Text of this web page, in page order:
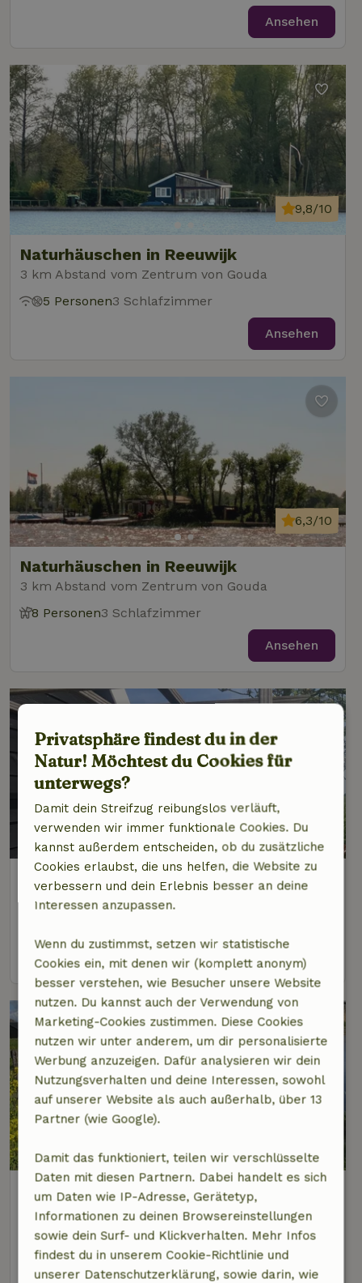
Ansehen
Naturhäuschen in Reeuwijk
3 km Abstand vom Zentrum von Gouda
9,8/10
5 Personen3 Schlafzimmer
Ansehen
Naturhäuschen in Reeuwijk
3 km Abstand vom Zentrum von Gouda
6,3/10
8 Personen3 Schlafzimmer
Ansehen
Naturhäuschen in Gouderak
3 km Abstand vom Zentrum von Gouda
8,9/10
Ansehen
Naturhäuschen in Reeuwijk
4 km Abstand vom Zentrum von Gouda
4 Personen2 Schlafzimmer
Ansehen
Privatsphäre findest du in der
Natur! Möchtest du Cookies für
unterwegs?
Damit dein Streifzug reibungslos verläuft,
verwenden wir immer funktionale Cookies. Du
kannst außerdem entscheiden, ob du zusätzliche
Cookies erlaubst, die uns helfen, die Website zu
verbessern und dein Erlebnis besser an deine
Interessen anzupassen.
Wenn du zustimmst, setzen wir statistische
Cookies ein, mit denen wir (komplett anonym)
besser verstehen, wie Besucher unsere Website
nutzen. Du kannst auch der Verwendung von
Marketing-Cookies zustimmen. Diese Cookies
nutzen wir unter anderem, um dir personalisierte
Werbung anzuzeigen. Dafür analysieren wir dein
Nutzungsverhalten und deine Interessen, sowohl
auf unserer Website als auch außerhalb, über 13
Partner (wie Google).
Damit das funktioniert, teilen wir verschlüsselte
Daten mit diesen Partnern. Dabei handelt es sich
um Daten wie IP-Adresse, Gerätetyp,
Informationen zu deinen Browsereinstellungen
sowie dein Surf- und Klickverhalten. Mehr Infos
findest du in unserem Cookie-Richtlinie und
unserer Datenschutzerklärung, sowie darin, wie